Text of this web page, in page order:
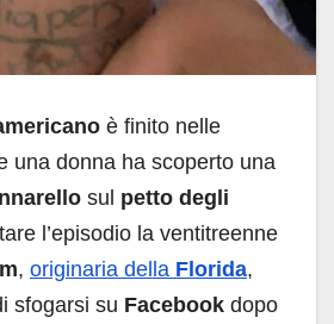
è finito nelle
una donna ha scoperto una
sul petto degli
l’episodio la ventitreenne
, originaria della Florida,
sfogarsi su Facebook dopo